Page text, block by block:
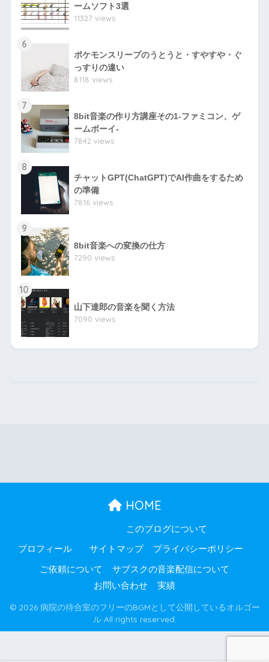
ームソフト3選
11327 views
6
ポケモンスリープのうとうと・すやすや・ぐ
っすりの違い
8118 views
7
8bit音楽の作り方講座その1-ファミコン、ゲ
ームボーイ-
7842 views
8
チャットGPT(ChatGPT)でAI作曲をするため
の準備
7816 views
9
8bit音楽への変換の仕方
7290 views
10
山下達郎の音楽を聞く方法
7090 views
HOME
プロフィール
このブログについて
サイトマップ プライバシーポリシー
ご依頼について
サブスクの音楽配信について
お問い合わせ
実績
© 2026 病院の待合室のフリーのBGMとして公開しているオルゴー
ル All rights reserved.